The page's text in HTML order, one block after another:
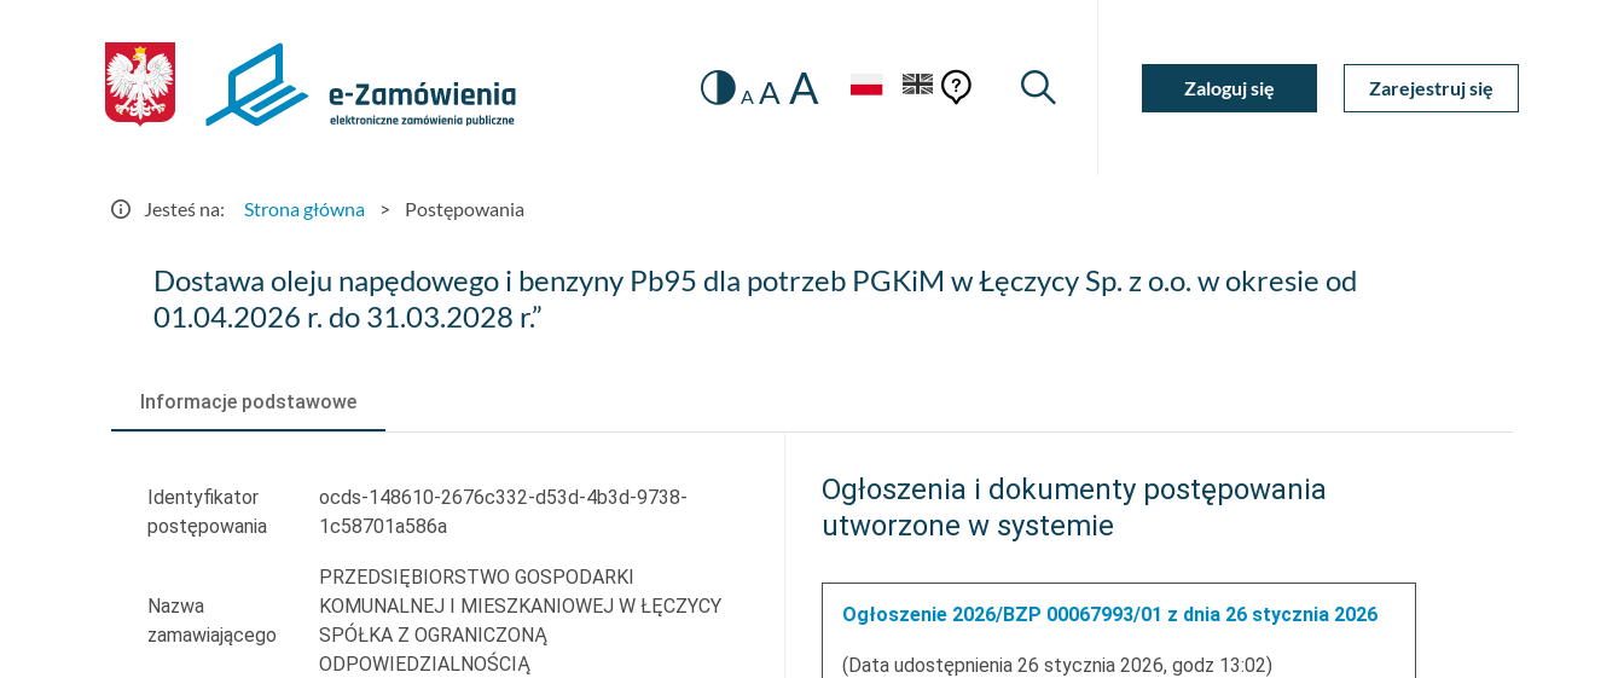
Postępowania
HEADER.SETTINGS_SR
Zmiana
A A A
Pomoc
PomocWyszukiwarka
MojeZaloguj się Zarejestruj się
Jesteś na: Strona główna > Postępowania
Dostawa
oleju
Pb95
potrzeb
PGKiM
Dostawa oleju napędowego i benzyny Pb95 dla potrzeb PGKiM w Łęczycy Sp. z o.o. w okresie od
01.04.2026 r. do 31.03.2028 r.”
Informacje podstawowe
Identyfikator
postępowania
ocds-148610-2676c332-d53d-4b3d-9738-
1c58701a586a
Nazwa
zamawiającego
PRZEDSIĘBIORSTWO GOSPODARKI
KOMUNALNEJ I MIESZKANIOWEJ W ŁĘCZYCY
SPÓŁKA Z OGRANICZONĄ
ODPOWIEDZIALNOŚCIĄ
Ogłoszenia i dokumenty postępowania
utworzone w systemie
Ogłoszenie 2026/BZP 00067993/01 z dnia 26 stycznia 2026
(Data udostępnienia 26 stycznia 2026, godz 13:02)